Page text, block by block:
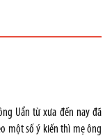
Uẩn từ xưa đến nay đã
một số ý kiến thì mẹ ông